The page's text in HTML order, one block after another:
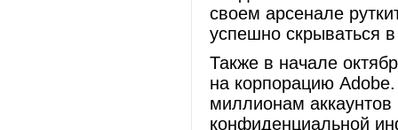
своем арсенале
успешно скрываться
Также в начале
на корпорацию
миллионам аккаунтов
конфиденциальной